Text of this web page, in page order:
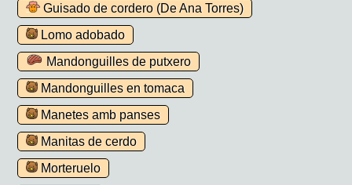
Guisado de cordero (De Ana Torres)
Lomo adobado
Mandonguilles de putxero
Mandonguilles en tomaca
Manetes amb panses
Manitas de cerdo
Morteruelo